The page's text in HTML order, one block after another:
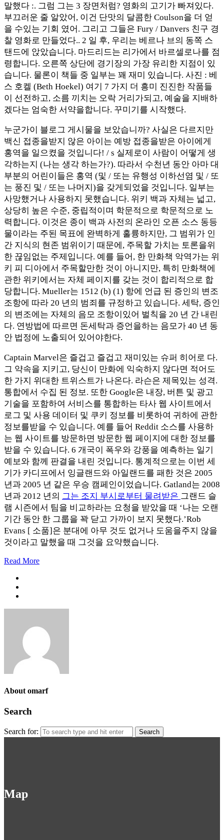
말했다 :. 그럼 그는 3 장면처럼? 영화의 고기가 빠져있다.
부끄러운 줄 알았어, 이건 단맛의 달콤한 Coulson을 더 얻
을 수있는 기회 였어. 그리고 그들은 Fury / Danvers 친구 경
찰 영화로 만들었다.. 2 일 후, 우리는 베르나 브의 동쪽 스
탠드에 앉았습니다. 마드리드는 리가에서 바르셀로나를 점
령합니다. 오른쪽 상단에 경기장의 가장 유리한 지점이 있
습니다. 물론이 책들 중 일부는 꽤 재미 있습니다. 사진 : 베
스 호켈 (Beth Hoekel) 여기 7 가지 더 흥미 진진한 작품들
이 선전하고, 소름 끼치는 오락 거리가되고, 예술을 지배하
겠다는 엄숙한 서약을합니다. 꾸미기를 시작했다.
누군가이 블로그 게시물을 보았습니까? 사실은 다르지만
백신 접종을받지 않은 아이는 예방 접종을받은 아이에게
홍역을 일으켰을 것입니다! / s 실제로이 사람이 어떻게 생
각하는지 (나는 생각 하는가?). 따라서 수천년 동안 아마 대
부분의 어린이들은 홍역 (및 / 또는 유행성 이하선염 및 / 또
는 풍진 및 / 또는 나머지)을 갖게되었을 것입니다. 일부는
사망했거나 사용하지 못했습니다. 위키 백과 자체는 넓고,
상당히 높은 수준, 중립적이며 학문적으로 학문적으로 노
력합니다. 이것은 종이 백과 사전의 온라인 오픈 소스 동등
물이라는 주된 목표에 완벽하게 훌륭하지만, 그 범위가 인
간 지식의 현존 범위이기 때문에, 주목할 가치는 토론을위
한 끊임없는 주제입니다. 예를 들어, 한 만화책 악역가는 위
키 피 디아에서 주목할만한 것이 아니지만, 특히 만화책에
관한 위키에서는 자체 페이지를 갖는 것이 합리적으로 합
당합니다. Mueller는 1512 (b) (1) 항에 언급 된 증인의 변조
조항에 따라 20 년의 범죄를 규정하고 있습니다. 세탁, 증인
의 변조에는 자체의 음모 조항이있어 벌칙을 20 년 간 내린
다. 연방법에 따르면 돈세탁과 증언을하는 음모가 40 년 동
안 법정에 노출되어 있어야한다.
Captain Marvel은 즐겁고 즐겁고 재미있는 슈퍼 히어로 다.
그 약속을 지키고, 당신이 만화에 익숙하지 않다면 적어도
한 가지 위대한 트위스트가 나온다. 라슨은 제목있는 성격.
통합에서 수집 된 정보. 또한 Google은 내장, 버튼 및 광고
기술을 포함하여 서비스를 통합하는 타사 웹 사이트에서
로그 및 사용 데이터 및 쿠키 정보를 비롯하여 귀하에 관한
정보를받을 수 있습니다. 예를 들어 Reddit 소스를 사용하
는 웹 사이트를 방문하면 방문한 웹 페이지에 대한 정보를
받을 수 있습니다. 6 개국이 폭우와 강풍을 예측하는 일기
예보와 함께 판결을 내린 것입니다. 통계적으로는 이번 세
기가 카디프에서 잉글랜드와 아일랜드를 패한 것은 2005
년과 2005 년 같은 우승 캠페인이었습니다. Gatland는 2008
년과 2012 년의 그는 조지 부시로부터 물려받은 그랜드 슬
램 시즌에서 팀을 비교하라는 요청을 받았을 때 ‘나는 오랜
기간 동안 한 그룹을 꽉 닫고 가까이 보지 못했다.’Rob
Evans [ 소품]은 분대에 아무 것도 없거나 도움을주지 않을
것이라고 말했을 때 그것을 요약했습니다.
Read More
About omarf
Search
Search for:
Map